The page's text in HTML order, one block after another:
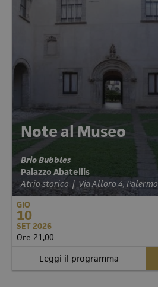
Note al Museo
Brio Bubbles
Palazzo Abatellis
Atrio storico | Via Alloro 4, Palermo
GIO
10
SET 2026
Ore 21,00
Leggi il programma